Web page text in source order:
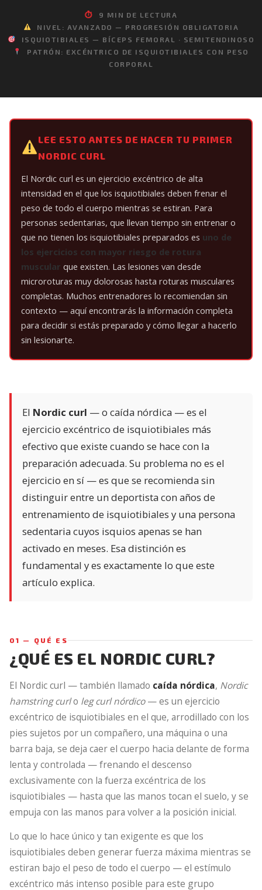
⏱
9 MIN DE LECTURA
NIVEL: AVANZADO — PROGRESIÓN OBLIGATORIA
ISQUIOTIBIALES — BÍCEPS FEMORAL · SEMITENDINOSO
PATRÓN: EXCÉNTRICO DE ISQUIOTIBIALES CON PESO
CORPORAL
LEE ESTO ANTES DE HACER TU PRIMER
NORDIC CURL
El Nordic curl es un ejercicio excéntrico de alta
intensidad en el que los isquiotibiales deben frenar el
peso de todo el cuerpo mientras se estiran. Para
personas sedentarias, que llevan tiempo sin entrenar o
que no tienen los isquiotibiales preparados es uno de
los ejercicios con mayor riesgo de rotura
muscular que existen. Las lesiones van desde
microroturas muy dolorosas hasta roturas musculares
completas. Muchos entrenadores lo recomiendan sin
contexto — aquí encontrarás la información completa
para decidir si estás preparado y cómo llegar a hacerlo
sin lesionarte.
El Nordic curl — o caída nórdica — es el
ejercicio excéntrico de isquiotibiales más
efectivo que existe cuando se hace con la
preparación adecuada. Su problema no es el
ejercicio en sí — es que se recomienda sin
distinguir entre un deportista con años de
entrenamiento de isquiotibiales y una persona
sedentaria cuyos isquios apenas se han
activado en meses. Esa distinción es
fundamental y es exactamente lo que este
artículo explica.
01 — QUÉ ES
¿QUÉ ES EL NORDIC CURL?
El Nordic curl — también llamado caída nórdica, Nordic
hamstring curlo leg curl nórdico— es un ejercicio
excéntrico de isquiotibiales en el que, arrodillado con los
pies sujetos por un compañero, una máquina o una
barra baja, se deja caer el cuerpo hacia delante de forma
lenta y controlada — frenando el descenso
exclusivamente con la fuerza excéntrica de los
isquiotibiales — hasta que las manos tocan el suelo, y se
empuja con las manos para volver a la posición inicial.
Lo que lo hace único y tan exigente es que los
isquiotibiales deben generar fuerza máxima mientras se
estiran bajo el peso de todo el cuerpo — el estímulo
excéntrico más intenso posible para este grupo